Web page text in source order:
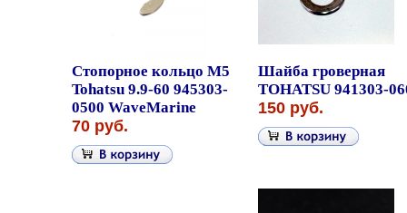
Стопорное кольцо M5
Tohatsu 9.9-60 945303-
0500 WaveMarine
70 руб.
Шайба гроверная
TOHATSU 941303-
150 руб.